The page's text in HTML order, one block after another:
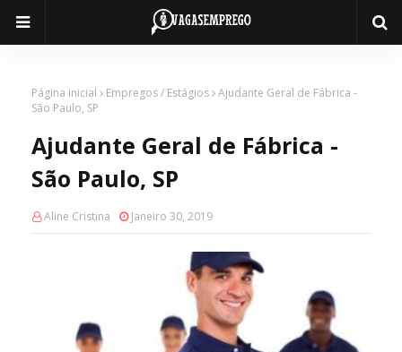
Página inicial Empregos / Estágios Ajudante Geral de Fábrica -
São Paulo, SP
Ajudante Geral de Fábrica -
São Paulo, SP
Aline Cristina Janeiro 30, 2019